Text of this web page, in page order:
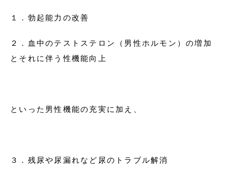
１．勃起能力の改善
２．血中のテストステロン（男性ホルモン）の増加
とそれに伴う性機能向上
といった男性機能の充実に加え、
３．残尿や尿漏れなど尿のトラブル解消